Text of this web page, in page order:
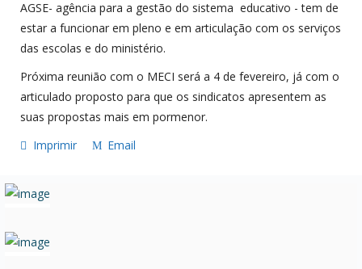
AGSE- agência para a gestão do sistema educativo - tem de
estar a funcionar em pleno e em articulação com os serviços
das escolas e do ministério.
Próxima reunião com o MECI será a 4 de fevereiro, já com o
articulado proposto para que os sindicatos apresentem as
suas propostas mais em pormenor.
Imprimir
Email